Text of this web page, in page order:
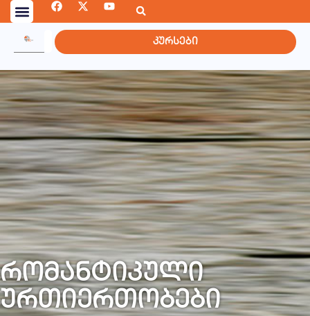
კურსები
რომანტიკული
ურთიერთობები